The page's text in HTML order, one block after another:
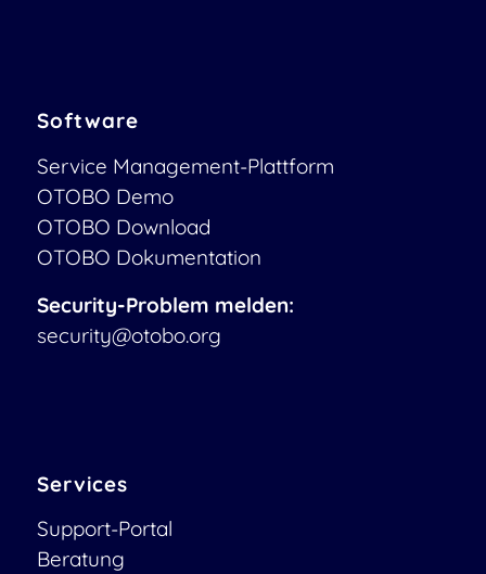
Software
Service Management-Plattform
OTOBO Demo
OTOBO Download
OTOBO Dokumentation
Security-Problem melden:
security@otobo.org
Services
Support-Portal
Beratung